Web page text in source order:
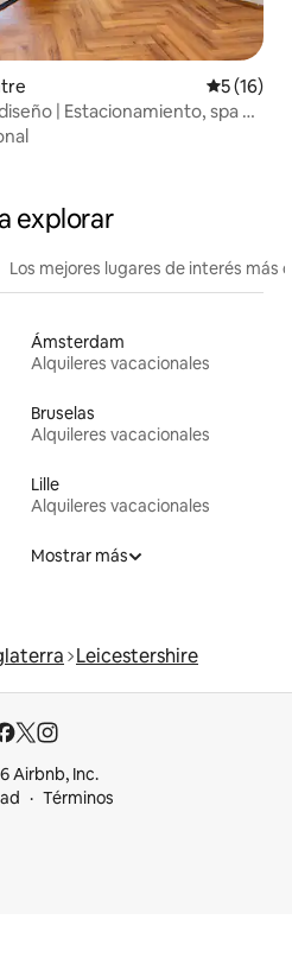
5 (16)
| Estacionamiento, spa y
explorar
Los mejores lugares de interés más
Ámsterdam
Alquileres vacacionales
Bruselas
Alquileres vacacionales
Lille
Alquileres vacacionales
Mostrar más
Leicestershire
Airbnb, Inc.
Términos